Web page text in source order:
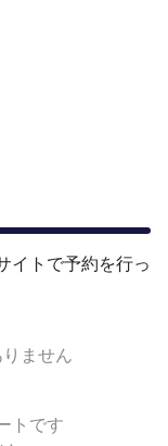
イトで予約を行っ
ません
トです